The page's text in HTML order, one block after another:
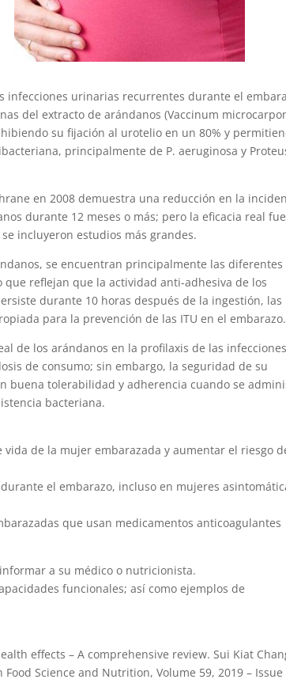
infecciones urinarias recurrentes durante el
del extracto de arándanos (Vaccinum
su fijación al urotelio en un 80% y
principalmente de P. aeruginosa y
en 2008 demuestra una reducción en la
durante 12 meses o más; pero la eficacia real fue
incluyeron estudios más grandes.
se encuentran principalmente las diferentes
reflejan que la actividad anti-adhesiva de los
durante 10 horas después de la ingestión, las
para la prevención de las ITU en el embarazo.
de los arándanos en la profilaxis de las
de consumo; sin embargo, la seguridad de su
buena tolerabilidad y adherencia cuando se
bacteriana.
de la mujer embarazada y aumentar el riesgo
el embarazo, incluso en mujeres
que usan medicamentos anticoagulantes
a su médico o nutricionista.
funcionales; así como ejemplos de
effects – A comprehensive review. Sui Kiat
Science and Nutrition, Volume 59, 2019 – Issue